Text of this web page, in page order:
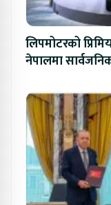
लिपमोटरको
नेपालमा